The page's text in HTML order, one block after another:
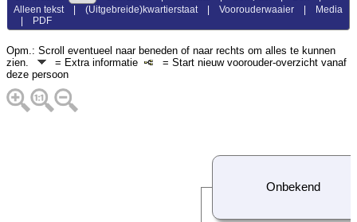
Alleen tekst|(Uitgebreide)kwartierstaat|Voorouderwaaier
Media
PDF
Opm.: Scroll eventueel naar beneden of naar rechts om alles te kunnen
zien.
= Extra informatie
= Start nieuw voorouder-overzicht vanaf
deze persoon
Onbekend